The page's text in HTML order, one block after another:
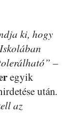
ki, hogy
–
egyik
után.
az